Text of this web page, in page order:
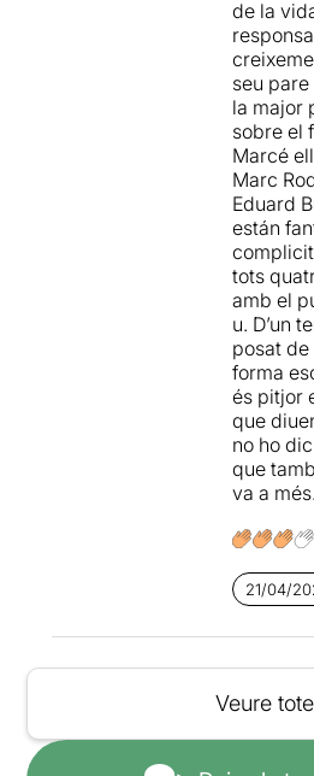
de la
seu
la major
sobre el
Marcé
Marc
Eduard
están
tots
amb el
u. D’un
posat
forma
és pitjor
que
no ho
que
va a més.
21/04/
Veure